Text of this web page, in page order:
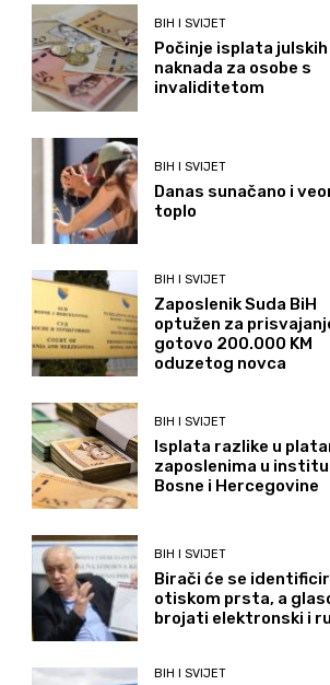
BIH I SVIJET
Počinje isplata julskih
naknada za osobe s
invaliditetom
BIH I SVIJET
Danas sunačano i
toplo
BIH I SVIJET
Zaposlenik Suda BiH
optužen za
gotovo 200.000 KM
oduzetog novca
BIH I SVIJET
Isplata razlike u
zaposlenima u
Bosne i Hercegovine
BIH I SVIJET
Birači će se
otiskom prsta, a
brojati elektronski i
BIH I SVIJET